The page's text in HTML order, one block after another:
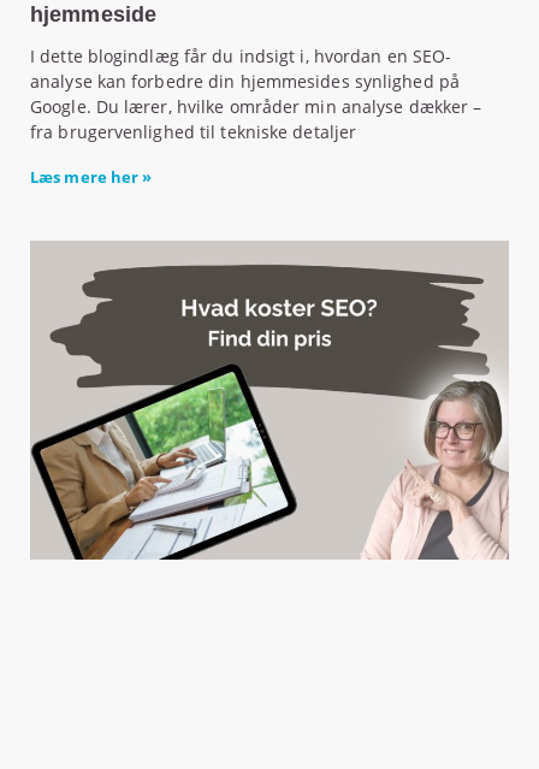
hjemmeside
I dette blogindlæg får du indsigt i, hvordan en SEO-
analyse kan forbedre din hjemmesides synlighed på
Google. Du lærer, hvilke områder min analyse dækker –
fra brugervenlighed til tekniske detaljer
Læs mere her »